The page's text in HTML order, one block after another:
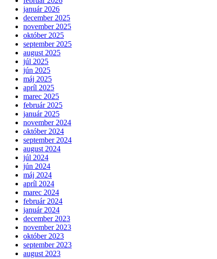
január 2026
december 2025
november 2025
október 2025
september 2025
august 2025
júl 2025
jún 2025
máj 2025
apríl 2025
marec 2025
február 2025
január 2025
november 2024
október 2024
september 2024
august 2024
júl 2024
jún 2024
máj 2024
apríl 2024
marec 2024
február 2024
január 2024
december 2023
november 2023
október 2023
september 2023
august 2023